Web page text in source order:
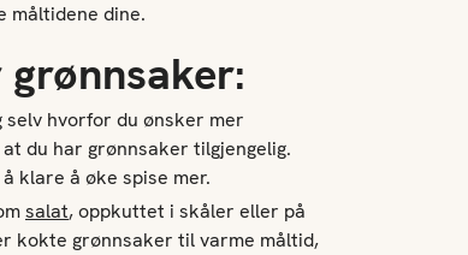
måltidene dine.
grønnsaker:
hvorfor du ønsker mer
du har grønnsaker tilgjengelig.
klare å øke spise mer.
salat, oppkuttet i skåler eller på
kokte grønnsaker til varme måltid,